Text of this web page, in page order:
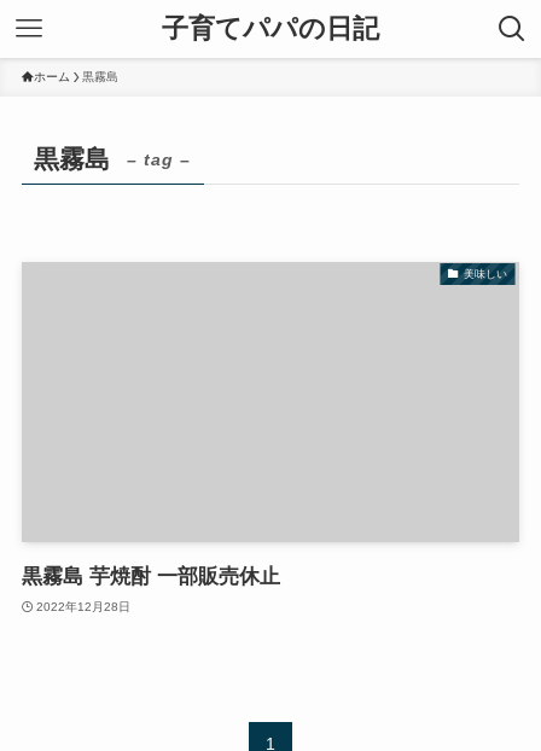
子育てパパの日記
ホーム 黒霧島
黒霧島 – tag –
美味しい
黒霧島 芋焼酎 一部販売休止
2022年12月28日
1